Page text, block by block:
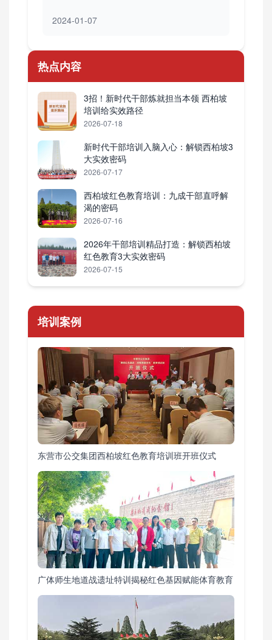
2024-01-07
热点内容
3招！新时代干部炼就担当本领 西柏坡
培训给实效路径
2026-07-18
新时代干部培训入脑入心：解锁西柏坡3
大实效密码
2026-07-17
西柏坡红色教育培训：九成干部直呼解
渴的密码
2026-07-16
2026年干部培训精品打造：解锁西柏坡
红色教育3大实效密码
2026-07-15
培训案例
东营市公交集团西柏坡红色教育培训班开班仪式
广体师生地道战遗址特训揭秘红色基因赋能体育教育